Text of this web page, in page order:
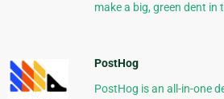
make a big, green dent in
PostHog
PostHog is an all-in-one